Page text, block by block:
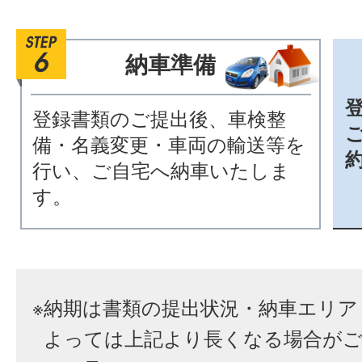
納車準備
登録書類のご提出後、車検整
備・名義変更・車両の輸送等を
行い、ご自宅へ納車いたしま
す。
※納期は書類の提出状況・納車エリ
よっては上記より長くなる場合が